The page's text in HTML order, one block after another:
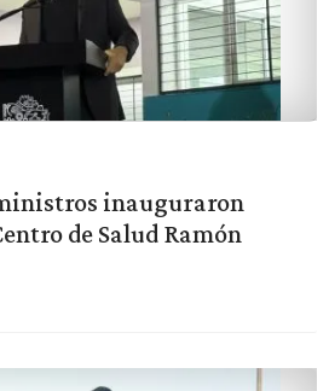
inauguraron
de Salud Ramón